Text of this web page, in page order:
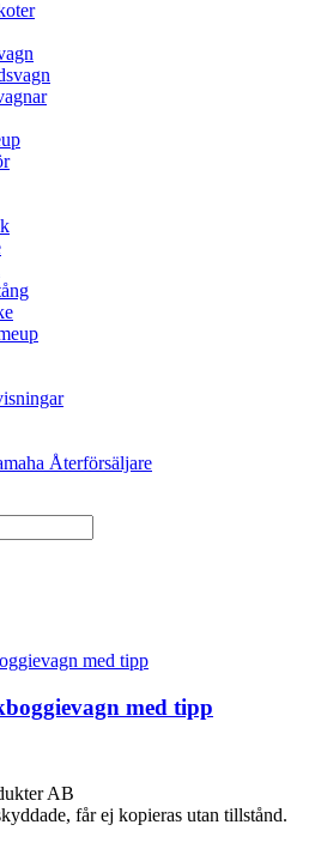
Återförsäljare
med tipp
AB
får ej kopieras utan tillstånd.